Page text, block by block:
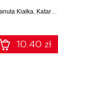
podstawowej.
Kiałka Katarzyna Kiałka
10.40 zł